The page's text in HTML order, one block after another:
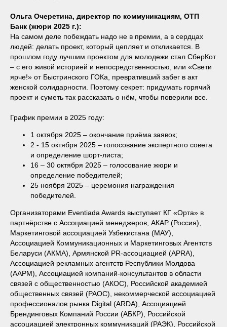
Ольга Очеретина, директор по коммуникациям, ОТП
Банк (жюри 2025 г.):
На самом деле побеждать надо не в премии, а в сердцах
людей: делать проект, который цепляет и откликается. В
прошлом году лучшим проектом для молодежи стал СберКот
– с его живой историей и непосредственностью, или «Свети
ярче!» от Быстринского ГОКа, превративший забег в акт
женской солидарности. Поэтому секрет: придумать горячий
проект и суметь так рассказать о нём, чтобы поверили все.
График премии в 2025 году:
1 октября 2025 – окончание приёма заявок;
2 - 15 октября 2025 – голосование экспертного совета
и определение шорт-листа;
16 – 30 октября 2025 – голосование жюри и
определение победителей;
25 ноября 2025 – церемония награждения
победителей.
Организаторами Eventiada Awards выступает КГ «Орта» в
партнёрстве с Ассоциацией менеджеров, АКАР (Россия),
Маркетинговой ассоциацией Узбекистана (МАУ),
Ассоциацией Коммуникационных и Маркетинговых Агентств
Беларуси (АКМА), Армянской PR-ассоциацией (APRA),
Ассоциацией рекламных агентств Республики Молдова
(ААРМ), Ассоциацией компаний-консультантов в области
связей с общественностью (АКОС), Российской академией
общественных связей (РАОС), некоммерческой ассоциацией
профессионалов рынка Digital (ARDA), Ассоциацией
Брендинговых Компаний России (АБКР), Российской
ассоциацией электронных коммуникаций (РАЭК), Российской